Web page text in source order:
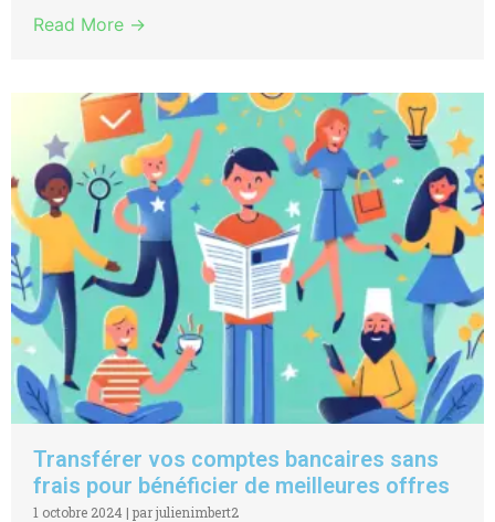
Read More →
Transférer vos comptes bancaires sans
frais pour bénéficier de meilleures offres
1 octobre 2024 | par julienimbert2